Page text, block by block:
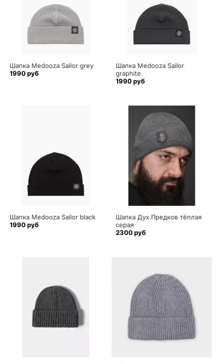
Шапка Medooza Sailor grey
1990 руб
Шапка Medooza Sailor
graphite
1990 руб
Шапка Medooza Sailor black
1990 руб
Шапка Дух Предков тёплая
серая
2300 руб